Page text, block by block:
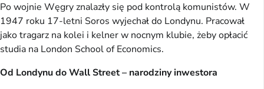
Po wojnie Węgry znalazły się pod kontrolą komunistów. W
1947 roku 17-letni Soros wyjechał do Londynu. Pracował
jako tragarz na kolei i kelner w nocnym klubie, żeby opłacić
studia na London School of Economics.
Od Londynu do Wall Street – narodziny inwestora